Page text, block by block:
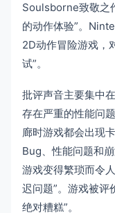
Soulsborne致敬之
的动作体验”。
2D动作冒险游戏，
试”。
批评声音主要集中
存在严重的性能问
廊时游戏都会出现
Bug、性能问题和
游戏变得繁琐而令
迟问题”。游戏被评
绝对糟糕”。